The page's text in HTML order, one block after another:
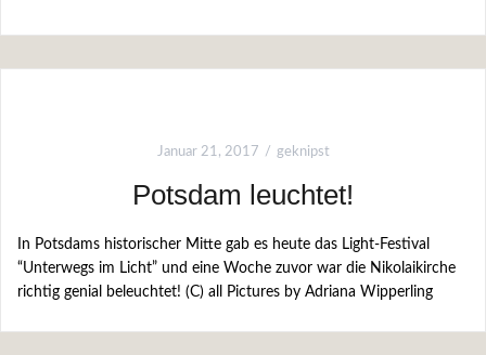
Januar 21, 2017 geknipst
Potsdam leuchtet!
In Potsdams historischer Mitte gab es heute das Light-Festival
“Unterwegs im Licht” und eine Woche zuvor war die Nikolaikirche
richtig genial beleuchtet! (C) all Pictures by Adriana Wipperling